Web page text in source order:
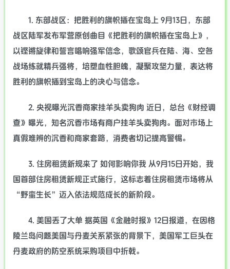
1. 东部战区：把胜利的旗帜插在宝岛上 9月13日，东部
战区陆军发布军营原创曲目《把胜利的旗帜插在宝岛上》，
以铿锵旋律和誓言唱响强军信念，歌颂官兵在陆、海、空各
战场练就精兵强将，培塑血性胆魄，凝聚攻坚力量，表达将
胜利的旗帜插到宝岛上的决心与信念。
2. 央视曝光沉香商家挂羊头卖狗肉 近日，总台《财经调
查》曝光，知名沉香市场有商户挂羊头卖狗肉。面对市场上
真假难辨的沉香和商家套路，消费者切记提高警惕。
3. 住房租赁新规来了 如何影响你我 从9月15日开始，我
国首部住房租赁新规正式施行，这标志着住房租赁市场将从
“野蛮生长”迈入依法规范成长的新阶段。
4. 美国丢了大单 据英国《金融时报》12日报道，在因格
陵兰岛问题美国与丹麦关系紧张的背景下，美国军工巨头在
丹麦政府的防空系统采购项目中折戟。